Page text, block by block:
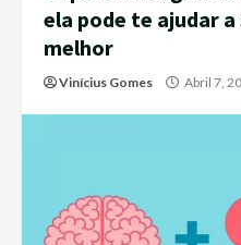
ela pode te ajudar
melhor
Vinícius Gomes Abril 7,